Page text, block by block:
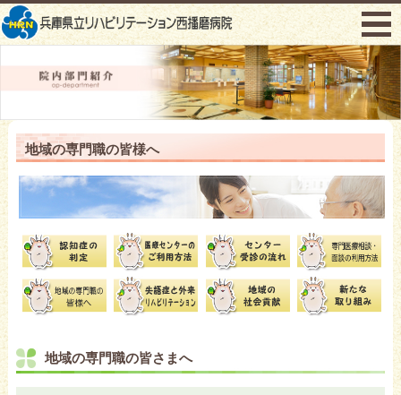
menu
地域の専門職の皆様へ
地域の専門職の皆さまへ